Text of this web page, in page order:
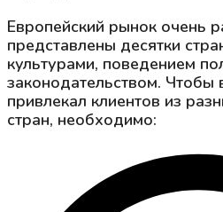
Европейский рынок очень
представлены десятки
культурами, поведением
законодательством. Чтобы
привлекал клиентов из
стран, необходимо: